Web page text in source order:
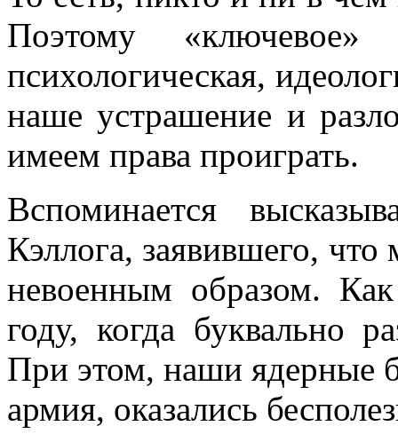
Поэтому
психологическая,
наше устрашение и
имеем права проиграть.
Вспоминается
Кэллога, заявившего,
невоенным образом.
году, когда буквально
При этом, наши ядерные
армия, оказались